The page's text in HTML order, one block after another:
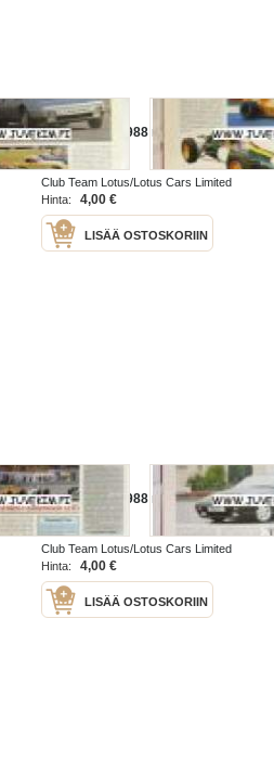
Lotus World 1988 nr 3
Club Team Lotus/Lotus Cars Limited
1988
Hinta: 4,00 €
LISÄÄ OSTOSKORIIN
Lotus World 1988 nr 8
Club Team Lotus/Lotus Cars Limited
1988
Hinta: 4,00 €
LISÄÄ OSTOSKORIIN